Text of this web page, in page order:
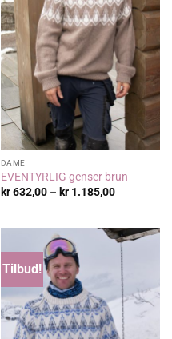
DAME
EVENTYRLIG genser brun
kr632,00 – kr1.185,00
Tilbud!